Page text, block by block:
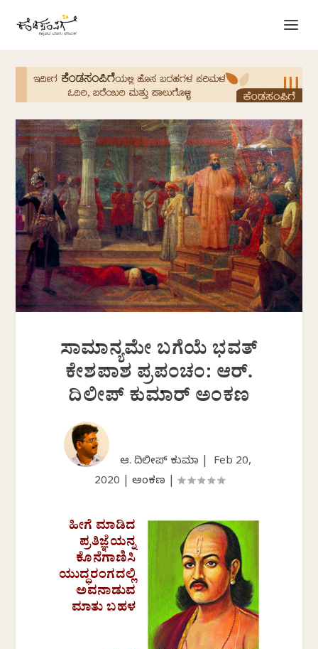
ಸಾಮಾನ್ಯಮೇ ಬಗೆಯೆ ಭವತ್
ಕೇಶಪಾಶ ಪ್ರಪಂಚಂ: ಆರ್.
ದಿಲೀಪ್ ಕುಮಾರ್ ಅಂಕಣ
ಆರ್. ದಿಲೀಪ್ ಕುಮಾರ್ | Feb 20,
2020
ಅಂಕಣ
ಹೀಗೆ ಮಾಡಿದ
ಪ್ರತಿಜ್ಞೆಯನ್ನ
ಕೊನೆಗಾಣಿಸಿ
ಯುದ್ಧರಂಗದಲ್ಲಿ
ಅವನಾಡುವ
ಮಾತು ಬಹಳ